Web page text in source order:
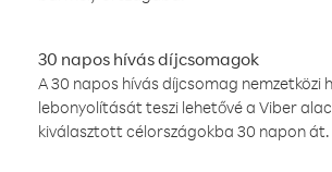
30 napos hívás díjcsomagok
A 30 napos hívás díjcsomag nemzetközi
lebonyolítását teszi lehetővé a Viber
kiválasztott célországokba 30 napon át.